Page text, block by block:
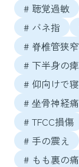
# 聴覚過敏
# バネ指
# 脊椎管狭
# 下半身の
# 仰向けで
# 坐骨神経痛
# TFCC損傷
# 手の震え
# もも裏の